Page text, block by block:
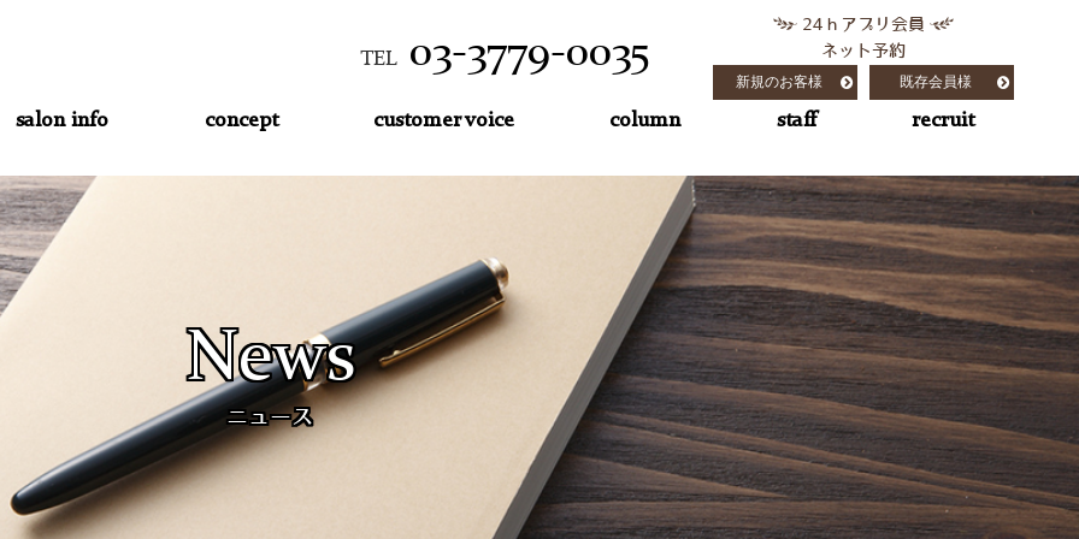
TEL 03-3779-0035
24ｈアプリ会員
ネット予約
新規のお客様 既存会員様
salon info concept customer voice column staff recruit
News
ニュース